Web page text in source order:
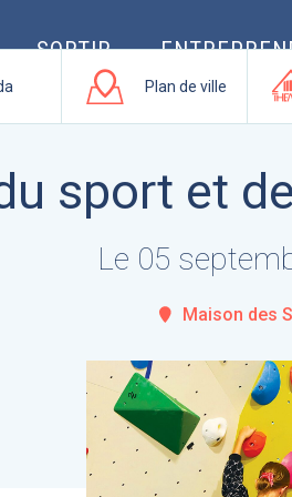
SORTIR
Plan de ville
sport et
Le 05
Maison des